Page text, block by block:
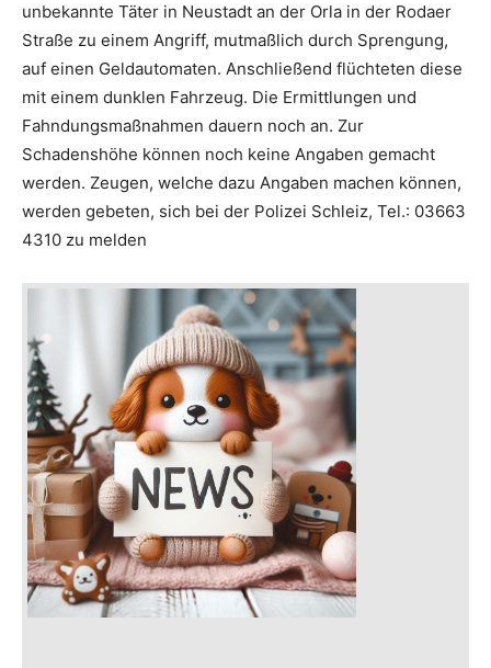
unbekannte Täter in Neustadt an der Orla in der Rodaer
Straße zu einem Angriff, mutmaßlich durch Sprengung,
auf einen Geldautomaten. Anschließend flüchteten diese
mit einem dunklen Fahrzeug. Die Ermittlungen und
Fahndungsmaßnahmen dauern noch an. Zur
Schadenshöhe können noch keine Angaben gemacht
werden. Zeugen, welche dazu Angaben machen können,
werden gebeten, sich bei der Polizei Schleiz, Tel.: 03663
4310 zu melden